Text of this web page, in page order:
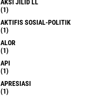
AKSI JILID LL
(1)
AKTIFIS SOSIAL-POLITIK
(1)
ALOR
(1)
API
(1)
APRESIASI
(1)